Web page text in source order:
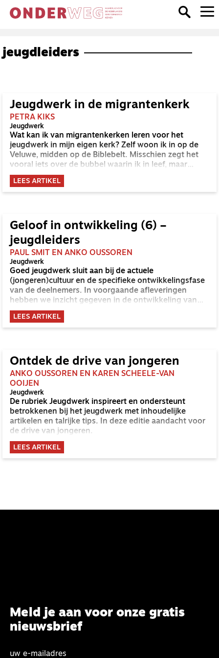
jeugdleiders
Jeugdwerk in de migrantenkerk
PETRA KIKS
Jeugdwerk
Wat kan ik van migrantenkerken leren voor het
jeugdwerk in mijn eigen kerk? Zelf woon ik in op de
Veluwe, midden op de Biblebelt. Misschien zegt het
vooral iets over de bubbel waarin ik in leef, maar
migrantenkerken ken ik hier niet. Dus ging ik op zoek
en ontmoette pastor Godian Ejiogu.
LEES ARTIKEL
Geloof in ontwikkeling (6) –
jeugdleiders
PAUL SMIT EN ANKO OUSSOREN
Jeugdwerk
Goed jeugdwerk sluit aan bij de actuele
(jongeren)cultuur en de specifieke ontwikkelingsfase
van de deelnemers. In voorgaande afleveringen
hebben we inzicht gegeven in de ontwikkeling van
tieners en jongeren van diverse leeftijden, zodat het
jeugdwerk beter op de verschillende groepen
afgestemd kan worden. We sluiten deze serie af met
LEES ARTIKEL
Ontdek de drive van jongeren
ANKO OUSSOREN EN KAREN SCHEELE-VAN
OOIJEN
Jeugdwerk
De rubriek Jeugdwerk inspireert en ondersteunt
betrokkenen bij het jeugdwerk met inhoudelijke
artikelen en talrijke tips. In deze editie aandacht voor
de drive van jongeren.
LEES ARTIKEL
Meld je aan voor onze gratis
nieuwsbrief
uw e-mailadres